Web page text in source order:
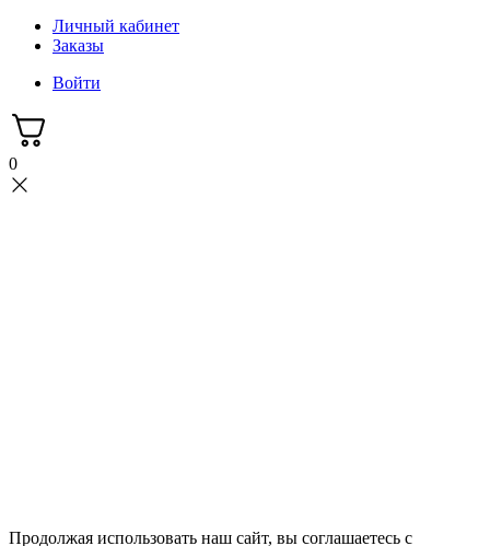
Личный кабинет
Заказы
Войти
0
Продолжая использовать наш сайт, вы соглашаетесь с